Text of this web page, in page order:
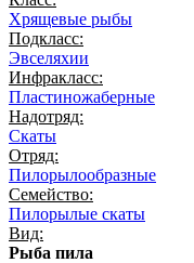
Хрящевые рыбы
Подкласс:
Эвселяхии
Инфракласс:
Пластиножаберные
Надотряд:
Скаты
Отряд:
Пилорылообразные
Семейство:
Пилорылые скаты
Вид:
Рыба пила